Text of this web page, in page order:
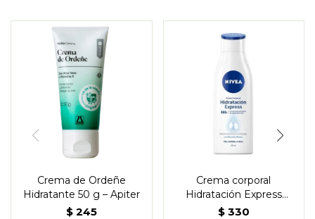
Crema de Ordeñe
Hidratante 50 g – Apiter
$ 245
Crema corporal
Hidratación Express
250ml – Nivea
$ 330